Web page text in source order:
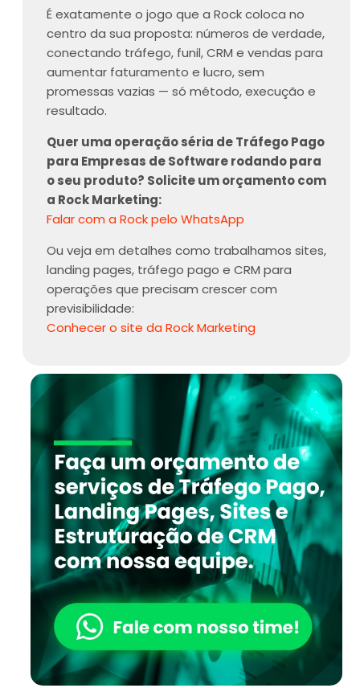
É exatamente o jogo que a Rock coloca no
centro da sua proposta: números de verdade,
conectando tráfego, funil, CRM e vendas para
aumentar faturamento e lucro, sem
promessas vazias — só método, execução e
resultado.
Quer uma operação séria de Tráfego Pago
para Empresas de Software rodando para
o seu produto? Solicite um orçamento com
a Rock Marketing:
Falar com a Rock pelo WhatsApp
Ou veja em detalhes como trabalhamos sites,
landing pages, tráfego pago e CRM para
operações que precisam crescer com
previsibilidade:
Conhecer o site da Rock Marketing